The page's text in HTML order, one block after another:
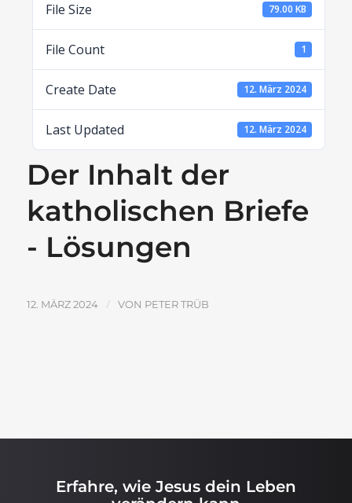
File Size 79.00 KB
File Count 1
Create Date 12. März 2024
Last Updated 12. März 2024
Der Inhalt der
katholischen Briefe
- Lösungen
12. MÄRZ 2024 / VON PETER TRÜB
Erfahre, wie Jesus dein Leben